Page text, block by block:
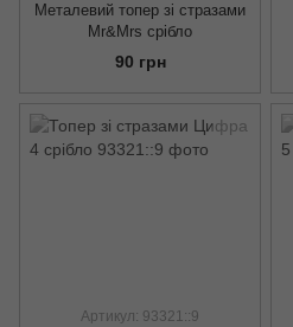
Металевий топер зі стразами
Mr&Mrs срібло
90 грн
Артикул: 93321::9